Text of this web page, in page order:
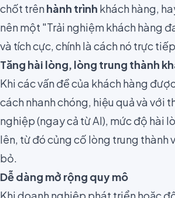
chốt trênhành trình khách hàng,
nên một "Trải nghiệm khách hàng
và tích cực, chính là cách nó trực
Tăng hài lòng, lòng trung thành
Khi các vấn đề của khách hàng
cách nhanh chóng, hiệu quả và với
nghiệp (ngay cả từ AI), mức độ hài
lên, từ đó củng cố lòng trung thành
bỏ.
Dễ dàng mở rộng quy mô
Khi doanh nghiệp phát triển hoặc